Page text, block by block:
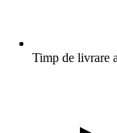
Timp de livrare